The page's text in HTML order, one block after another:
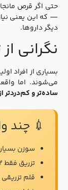
حتی اگر قرص
— که این یعنی نیاز
دیگر داروها.
نگرانی
بسیاری از افراد
می‌شوند. اما
ساده‌تر و کم‌دردتر
💉 چند
سوزن بسیار
تزریق فقط ۲ میلی‌متر زیر پوست است، نه در عضله
قلم تزریقی